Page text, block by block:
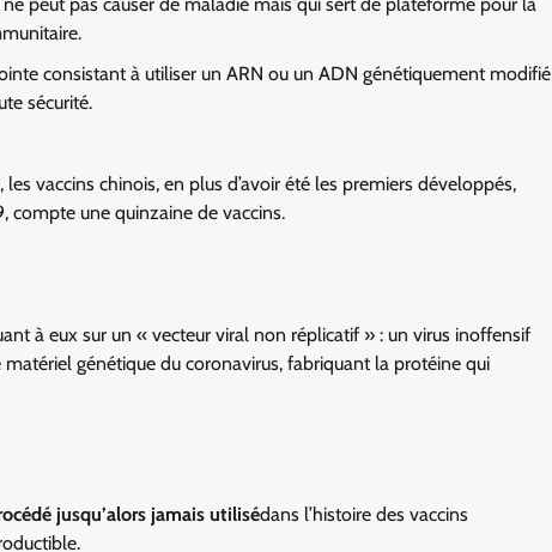
consistant à utiliser un ARN ou un ADN génétiquement modifié
sécurité.
, les vaccins chinois, en plus d’avoir été les premiers développés,
compte une quinzaine de vaccins.
à eux sur un « vecteur viral non réplicatif » : un virus inoffensif
génétique du coronavirus, fabriquant la protéine qui
jusqu’alors jamais utilisédans l’histoire des vaccins